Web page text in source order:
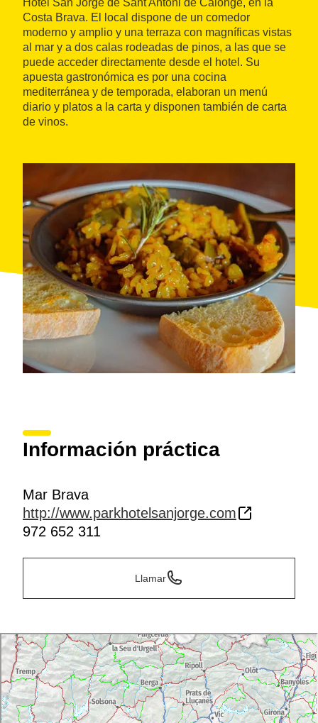
Hotel San Jorge de Sant Antoni de Calonge, en la
Costa Brava. El local dispone de un comedor
moderno y amplio y una terraza con magníficas vistas
al mar y a dos calas rodeadas de pinos, a las que se
puede acceder directamente desde el hotel. Su
apuesta gastronómica es por una cocina
mediterránea y de temporada, elaboran un menú
diario y platos a la carta y disponen también de carta
de vinos.
Información práctica
Mar Brava
http://www.parkhotelsanjorge.com
972 652 311
Llamar